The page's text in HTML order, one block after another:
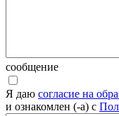
сообщение
Я даю согласие на
и ознакомлен (-а) с